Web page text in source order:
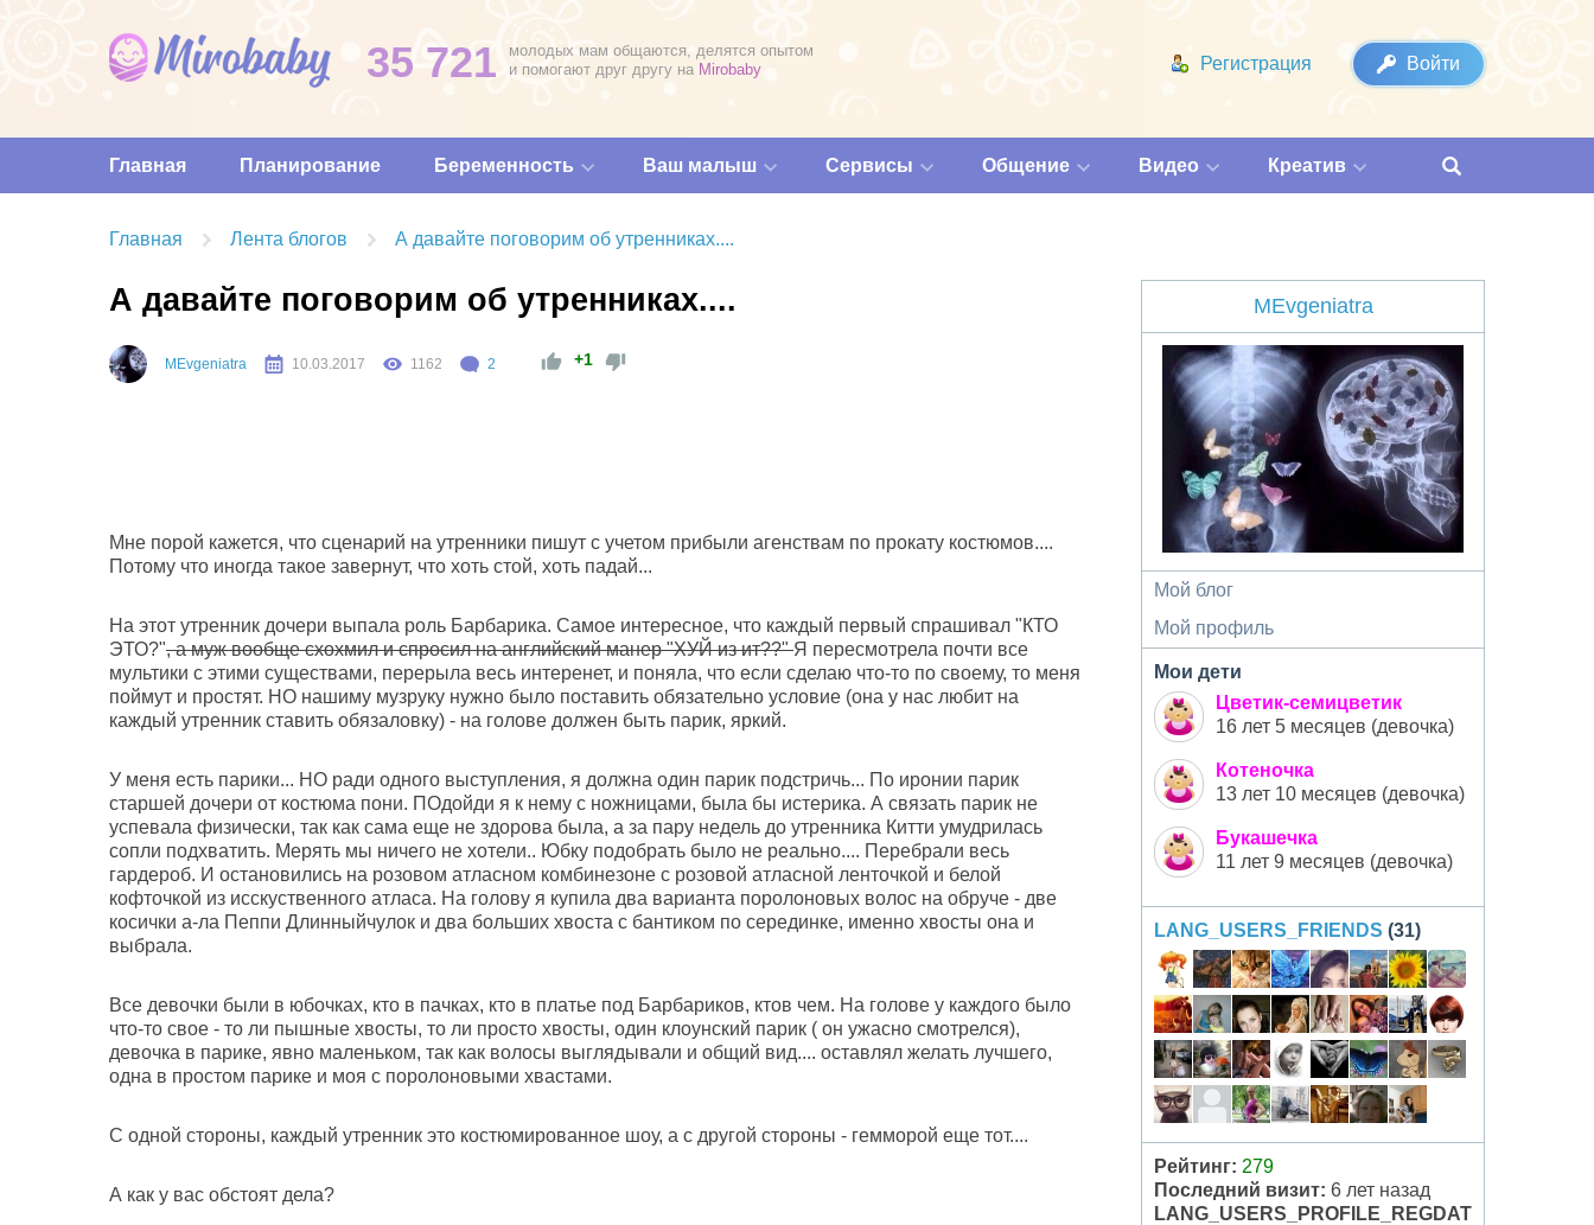
35 721
молодых мам общаются, делятся опытом
и помогают друг другу на Mirobaby Регистрация Войти
Главная Планирование Беременность Ваш малыш Сервисы Общение Видео Креатив
Главная Лента блогов А давайте поговорим об утренниках....
А давайте поговорим об утренниках....
MEvgeniatra 10.03.2017 1162 2 +1
Мне порой кажется, что сценарий на утренники пишут с учетом прибыли агенствам по прокату костюмов....
Потому что иногда такое завернут, что хоть стой, хоть падай...
На этот утренник дочери выпала роль Барбарика. Самое интересное, что каждый первый спрашивал "КТО
ЭТО?", а муж вообще схохмил и спросил на английский манер "ХУЙ из ит??"Я пересмотрела почти все
мультики с этими существами, перерыла весь интеренет, и поняла, что если сделаю что-то по своему, то меня
поймут и простят. НО нашиму музруку нужно было поставить обязательно условие (она у нас любит на
каждый утренник ставить обязаловку) - на голове должен быть парик, яркий.
У меня есть парики... НО ради одного выступления, я должна один парик подстричь... По иронии парик
старшей дочери от костюма пони. ПОдойди я к нему с ножницами, была бы истерика. А связать парик не
успевала физически, так как сама еще не здорова была, а за пару недель до утренника Китти умудрилась
сопли подхватить. Мерять мы ничего не хотели.. Юбку подобрать было не реально.... Перебрали весь
гардероб. И остановились на розовом атласном комбинезоне с розовой атласной ленточкой и белой
кофточкой из исскуственного атласа. На голову я купила два варианта поролоновых волос на обруче - две
косички а-ла Пеппи Длинныйчулок и два больших хвоста с бантиком по серединке, именно хвосты она и
выбрала.
Все девочки были в юбочках, кто в пачках, кто в платье под Барбариков, ктов чем. На голове у каждого было
что-то свое - то ли пышные хвосты, то ли просто хвосты, один клоунский парик ( он ужасно смотрелся),
девочка в парике, явно маленьком, так как волосы выглядывали и общий вид.... оставлял желать лучшего,
одна в простом парике и моя с поролоновыми хвастами.
С одной стороны, каждый утренник это костюмированное шоу, а с другой стороны - гемморой еще тот....
А как у вас обстоят дела?
MEvgeniatra
Мой блог
Мой профиль
Мои дети
Цветик-семицветик
16 лет 5 месяцев (девочка)
Котеночка
13 лет 10 месяцев (девочка)
Букашечка
11 лет 9 месяцев (девочка)
LANG_USERS_FRIENDS (31)
Рейтинг: 279
Последний визит: 6 лет назад
LANG_USERS_PROFILE_REGDAT